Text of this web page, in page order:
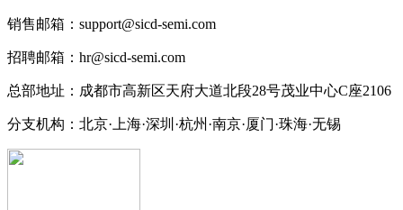
销售邮箱：support@sicd-semi.com
招聘邮箱：hr@sicd-semi.com
总部地址：成都市高新区天府大道北段28号茂业中心C座2106
分支机构：北京·上海·深圳·杭州·南京·厦门·珠海·无锡